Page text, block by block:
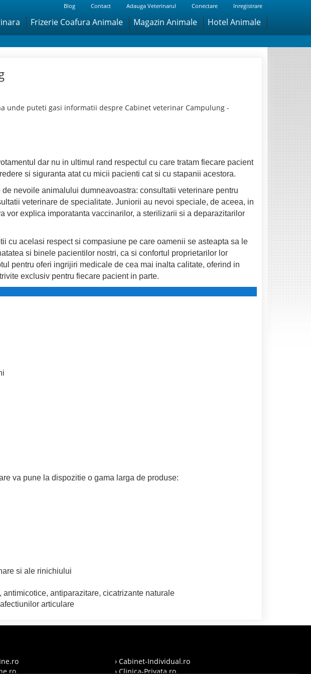
Blog Contact Adauga Veterinarul Conectare Inregistrare
Frizerie Coafura Animale Magazin Animale Hotel Animale
unde puteti gasi informatii despre Cabinet veterinar Campulung -
dar nu in ultimul rand respectul cu care tratam fiecare pacient
si siguranta atat cu micii pacienti cat si cu stapanii acestora.
nevoile animalului dumneavoastra: consultatii veterinare pentru
veterinare de specialitate. Juniorii au nevoi speciale, de aceea, in
vor explica imporatanta vaccinarilor, a sterilizarii si a deparazitarilor
cu acelasi respect si compasiune pe care oamenii se asteapta sa le
si binele pacientilor nostri, ca si confortul proprietarilor lor
pentru oferi ingrijiri medicale de cea mai inalta calitate, oferind in
exclusiv pentru fiecare pacient in parte.
va pune la dispozitie o gama larga de produse:
si ale rinichiului
antiparazitare, cicatrizante naturale
articulare
› Cabinet-Individual.ro
› Clinica-Privata.ro